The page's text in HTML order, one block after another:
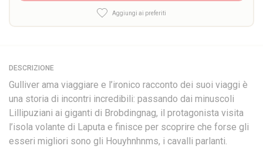
Aggiungi ai preferiti
DESCRIZIONE
Gulliver ama viaggiare e l’ironico racconto dei suoi viaggi è
una storia di incontri incredibili: passando dai minuscoli
Lillipuziani ai giganti di Brobdingnag, il protagonista visita
l’isola volante di Laputa e finisce per scoprire che forse gli
esseri migliori sono gli Houyhnhnms, i cavalli parlanti.